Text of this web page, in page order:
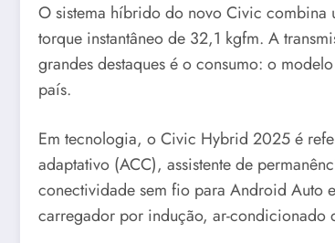
O sistema híbrido do novo Civic
torque instantâneo de 32,1 kgfm. A
grandes destaques é o consumo: o
país.
Em tecnologia, o Civic Hybrid 2025 é
adaptativo (ACC), assistente de
conectividade sem fio para Android Auto
carregador por indução, ar-condicionado